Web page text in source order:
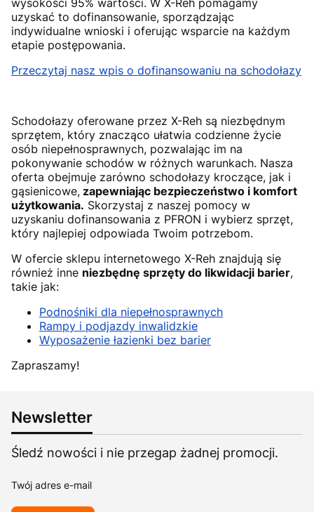
uzyskać to dofinansowanie, sporządzając
indywidualne wnioski i oferując wsparcie na każdym
etapie postępowania.
Przeczytaj nasz wpis o dofinansowaniu na schodołazy
Schodołazy oferowane przez X-Reh są niezbędnym
sprzętem, który znacząco ułatwia codzienne życie
osób niepełnosprawnych, pozwalając im na
pokonywanie schodów w różnych warunkach. Nasza
oferta obejmuje zarówno schodołazy kroczące, jak i
gąsienicowe, zapewniając bezpieczeństwo i komfort
użytkowania. Skorzystaj z naszej pomocy w
uzyskaniu dofinansowania z PFRON i wybierz sprzęt,
który najlepiej odpowiada Twoim potrzebom.
W ofercie sklepu internetowego X-Reh znajdują się
również inne niezbędnę sprzęty do likwidacji barier,
takie jak:
Podnośniki dla niepełnosprawnych
Rampy i podjazdy inwalidzkie
Wyposażenie łazienki bez barier
Zapraszamy!
Newsletter
Śledź nowości i nie przegap żadnej promocji.
Twój adres e-mail